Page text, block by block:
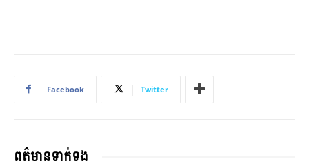
Facebook Twitter
ពត៌មានទាក់ទង